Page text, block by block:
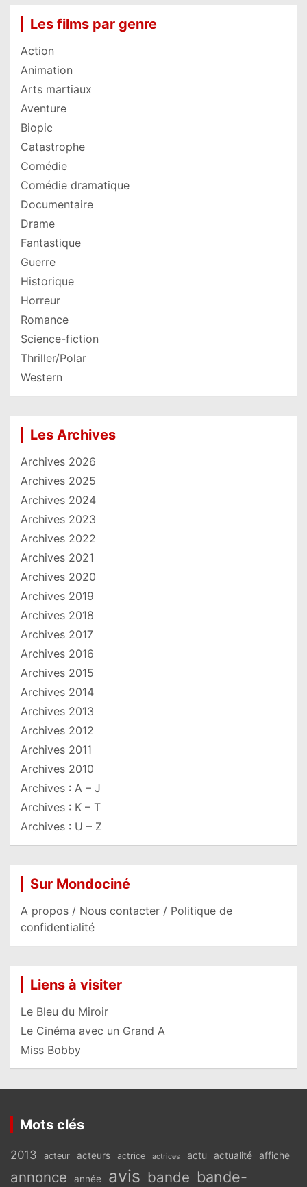
Les films par genre
Action
Animation
Arts martiaux
Aventure
Biopic
Catastrophe
Comédie
Comédie dramatique
Documentaire
Drame
Fantastique
Guerre
Historique
Horreur
Romance
Science-fiction
Thriller/Polar
Western
Les Archives
Archives 2026
Archives 2025
Archives 2024
Archives 2023
Archives 2022
Archives 2021
Archives 2020
Archives 2019
Archives 2018
Archives 2017
Archives 2016
Archives 2015
Archives 2014
Archives 2013
Archives 2012
Archives 2011
Archives 2010
Archives : A – J
Archives : K – T
Archives : U – Z
Sur Mondociné
A propos / Nous contacter / Politique de
confidentialité
Liens à visiter
Le Bleu du Miroir
Le Cinéma avec un Grand A
Miss Bobby
Mots clés
2013 acteur acteurs actrice actrices actu actualité affiche
annonce année avis bande bande-